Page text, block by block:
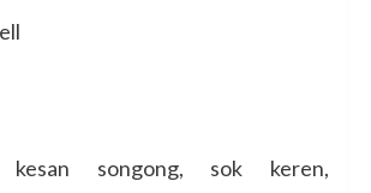
songong, sok keren,